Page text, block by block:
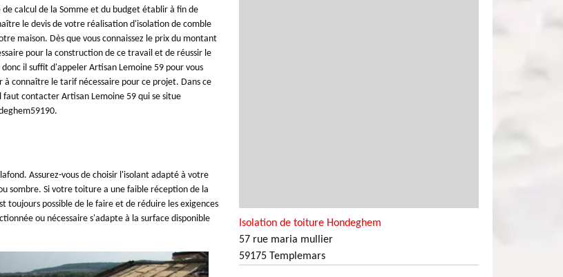
de calcul de la Somme et du budget établir à fin de
le devis de votre réalisation d'isolation de comble
maison. Dès que vous connaissez le prix du montant
pour la construction de ce travail et de réussir le
donc il suffit d'appeler Artisan Lemoine 59 pour vous
à connaître le tarif nécessaire pour ce projet. Dans ce
faut contacter Artisan Lemoine 59 qui se situe
Assurez-vous de choisir l'isolant adapté à votre
sombre. Si votre toiture a une faible réception de la
toujours possible de le faire et de réduire les exigences
ou nécessaire s'adapte à la surface disponible
Isolation de toiture Hondeghem
57 rue maria mullier
59175 Templemars